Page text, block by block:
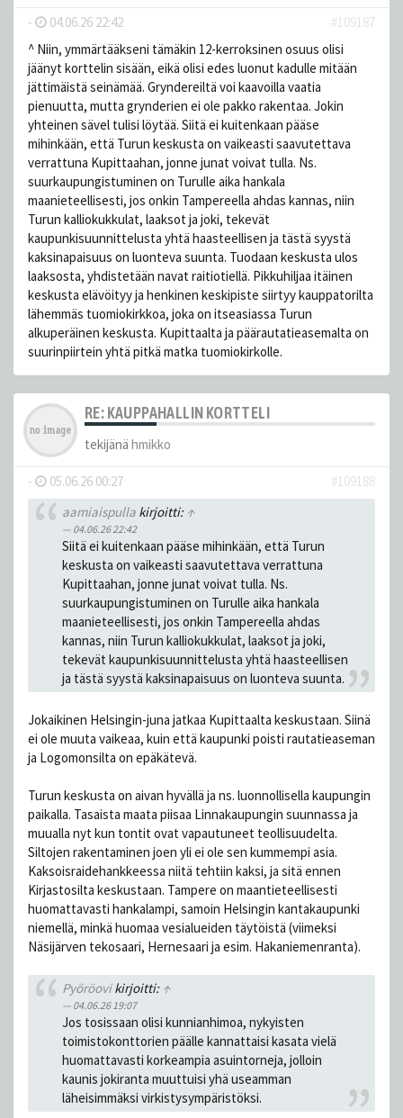
- 04.06.26 22:42
#109187
^ Niin, ymmärtääkseni tämäkin 12-kerroksinen osuus olisi
jäänyt korttelin sisään, eikä olisi edes luonut kadulle mitään
jättimäistä seinämää. Gryndereiltä voi kaavoilla vaatia
pienuutta, mutta grynderien ei ole pakko rakentaa. Jokin
yhteinen sävel tulisi löytää. Siitä ei kuitenkaan pääse
mihinkään, että Turun keskusta on vaikeasti saavutettava
verrattuna Kupittaahan, jonne junat voivat tulla. Ns.
suurkaupungistuminen on Turulle aika hankala
maanieteellisesti, jos onkin Tampereella ahdas kannas, niin
Turun kalliokukkulat, laaksot ja joki, tekevät
kaupunkisuunnittelusta yhtä haasteellisen ja tästä syystä
kaksinapaisuus on luonteva suunta. Tuodaan keskusta ulos
laaksosta, yhdistetään navat raitiotiellä. Pikkuhiljaa itäinen
keskusta elävöityy ja henkinen keskipiste siirtyy kauppatorilta
lähemmäs tuomiokirkkoa, joka on itseasiassa Turun
alkuperäinen keskusta. Kupittaalta ja päärautatieasemalta on
suurinpiirtein yhtä pitkä matka tuomiokirkolle.
RE: KAUPPAHALLIN KORTTELI
tekijänä hmikko
- 05.06.26 00:27
#109188
aamiaispullakirjoitti: ↑
04.06.26 22:42
Siitä ei kuitenkaan pääse mihinkään, että Turun
keskusta on vaikeasti saavutettava verrattuna
Kupittaahan, jonne junat voivat tulla. Ns.
suurkaupungistuminen on Turulle aika hankala
maanieteellisesti, jos onkin Tampereella ahdas
kannas, niin Turun kalliokukkulat, laaksot ja joki,
tekevät kaupunkisuunnittelusta yhtä haasteellisen
ja tästä syystä kaksinapaisuus on luonteva suunta.
Jokaikinen Helsingin-juna jatkaa Kupittaalta keskustaan. Siinä
ei ole muuta vaikeaa, kuin että kaupunki poisti rautatieaseman
ja Logomonsilta on epäkätevä.
Turun keskusta on aivan hyvällä ja ns. luonnollisella kaupungin
paikalla. Tasaista maata piisaa Linnakaupungin suunnassa ja
muualla nyt kun tontit ovat vapautuneet teollisuudelta.
Siltojen rakentaminen joen yli ei ole sen kummempi asia.
Kaksoisraidehankkeessa niitä tehtiin kaksi, ja sitä ennen
Kirjastosilta keskustaan. Tampere on maantieteellisesti
huomattavasti hankalampi, samoin Helsingin kantakaupunki
niemellä, minkä huomaa vesialueiden täytöistä (viimeksi
Näsijärven tekosaari, Hernesaari ja esim. Hakaniemenranta).
Pyöröovikirjoitti: ↑
04.06.26 19:07
Jos tosissaan olisi kunnianhimoa, nykyisten
toimistokonttorien päälle kannattaisi kasata vielä
huomattavasti korkeampia asuintorneja, jolloin
kaunis jokiranta muuttuisi yhä useamman
läheisimmäksi virkistysympäristöksi.